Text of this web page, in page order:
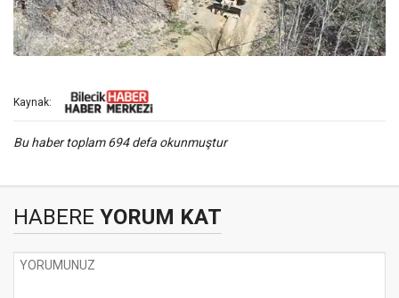
Kaynak:
Bu haber toplam 694 defa okunmuştur
HABERE YORUM KAT